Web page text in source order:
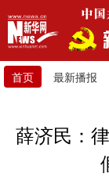
首页 最新播报
薛济民：